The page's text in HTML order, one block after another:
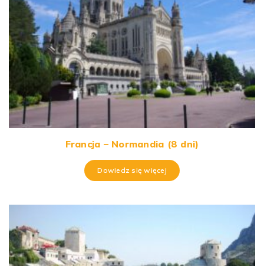
Francja – Normandia (8 dni)
Dowiedz się więcej